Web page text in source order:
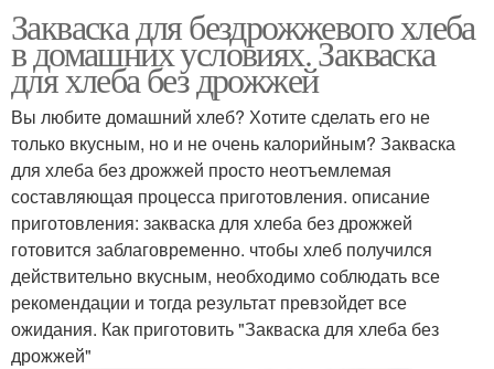
Закваска для бездрожжевого хлеба
в домашних условиях. Закваска
для хлеба без дрожжей
Вы любите домашний хлеб? Хотите сделать его не
только вкусным, но и не очень калорийным? Закваска
для хлеба без дрожжей просто неотъемлемая
составляющая процесса приготовления. описание
приготовления: закваска для хлеба без дрожжей
готовится заблаговременно. чтобы хлеб получился
действительно вкусным, необходимо соблюдать все
рекомендации и тогда результат превзойдет все
ожидания. Как приготовить "Закваска для хлеба без
дрожжей"